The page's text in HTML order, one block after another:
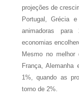
projeções de
Portugal, Grécia
animadoras
economias
Mesmo no melhor
França,
1%, quando as
torno de 2%.